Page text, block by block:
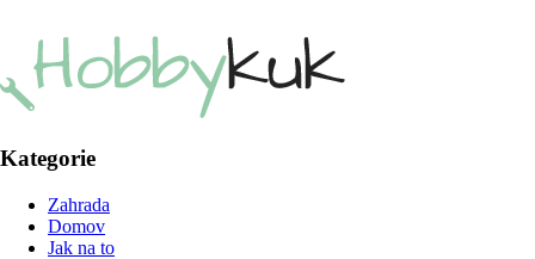
Kategorie
Zahrada
Domov
Jak na to